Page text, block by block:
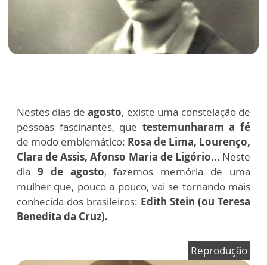
Nestes dias deagosto, existe uma constelação de
pessoas fascinantes, que testemunharam a fé
de modo emblemático: Rosa de Lima, Lourenço,
Clara de Assis, Afonso Maria de Ligório... Neste
dia 9 de agosto, fazemos memória de uma
mulher que, pouco a pouco, vai se tornando mais
conhecida dos brasileiros: Edith Stein (ou Teresa
Benedita da Cruz).
Reprodução